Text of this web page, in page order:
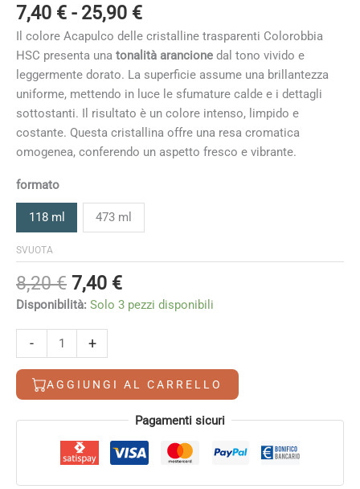
7,40 € - 25,90 €Fascia
di
prezzo:
da
7,40 €
a
25,90 €
Il colore Acapulco delle cristalline trasparenti Colorobbia
HSC presenta una tonalità arancione dal tono vivido e
leggermente dorato. La superficie assume una brillantezza
uniforme, mettendo in luce le sfumature calde e i dettagli
sottostanti. Il risultato è un colore intenso, limpido e
costante. Questa cristallina offre una resa cromatica
omogenea, conferendo un aspetto fresco e vibrante.
formato
118 ml 473 ml
SVUOTA
8,20€ Il
prezzo
era:
8,20 €.
7,40 €Il
prezzo
Disponibilità: Solo 3 pezzi disponibili
-
Acapulco
quantità
+
AGGIUNGI AL CARRELLO
Alternative: Pagamenti sicuri